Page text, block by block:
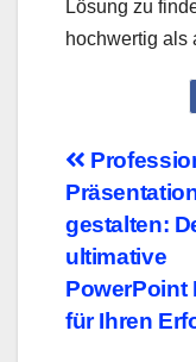
Lösung zu
hochwertig als
gestalten:
ultimative
PowerPoint
für Ihren